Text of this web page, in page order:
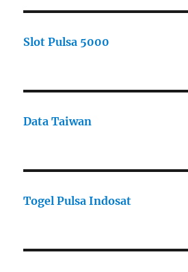
Slot Pulsa 5000
Data Taiwan
Togel Pulsa Indosat